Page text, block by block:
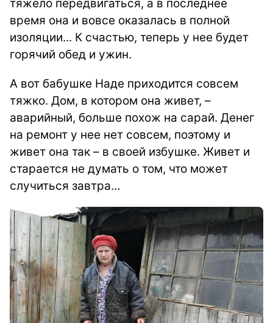
тяжело передвигаться, а в последнее
время она и вовсе оказалась в полной
изоляции... К счастью, теперь у нее будет
горячий обед и ужин.
А вот бабушке Наде приходится совсем
тяжко. Дом, в котором она живет, –
аварийный, больше похож на сарай. Денег
на ремонт у нее нет совсем, поэтому и
живет она так – в своей избушке. Живет и
старается не думать о том, что может
случиться завтра…